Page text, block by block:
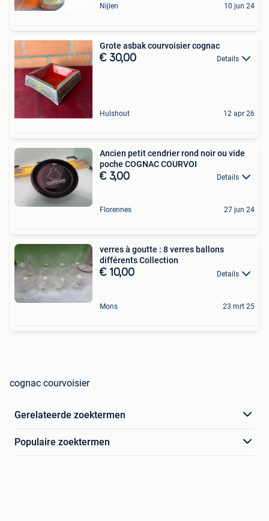
Nijlen 10 jun 24
Grote asbak courvoisier cognac
€ 30,00 Details
Hulshout 12 apr 26
Ancien petit cendrier rond noir ou vide
poche COGNAC COURVOI
€ 3,00 Details
Florennes 27 jun 24
verres à goutte : 8 verres ballons
différents Collection
€ 10,00 Details
Mons 23 mrt 25
cognac courvoisier
Gerelateerde zoektermen
Populaire zoektermen